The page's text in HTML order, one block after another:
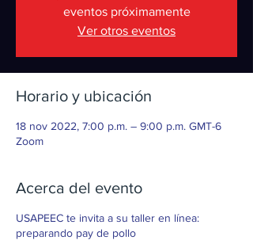
eventos próximamente
Ver otros eventos
Horario y ubicación
18 nov 2022, 7:00 p.m. – 9:00 p.m. GMT-6
Zoom
Acerca del evento
USAPEEC te invita a su taller en línea:
preparando pay de pollo